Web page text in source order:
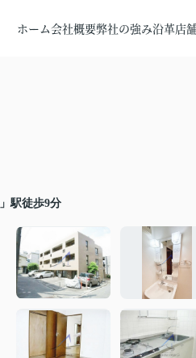
ホーム会社概要弊社の強み沿革店
駅徒歩9分